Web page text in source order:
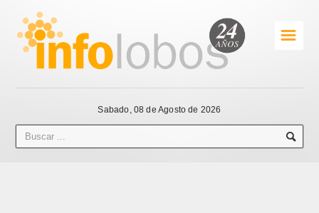
☰
Sabado, 08 de Agosto de 2026